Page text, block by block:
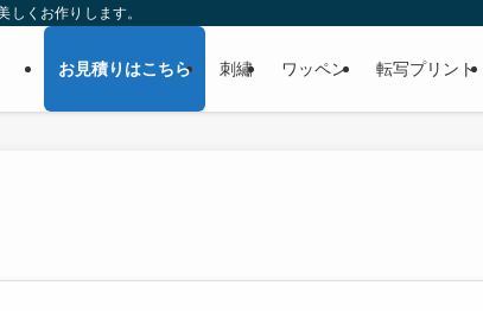
くお作りします。
お見積りはこちら 刺繡 ワッペン 転写プリント